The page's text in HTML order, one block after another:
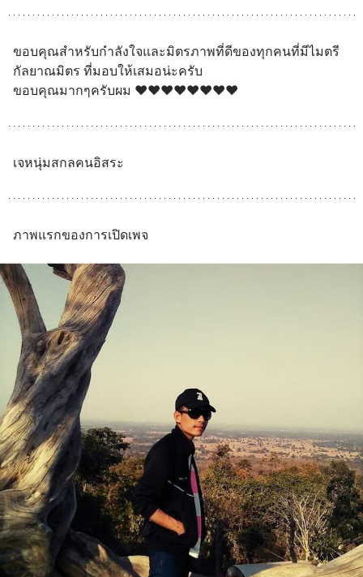
ขอบคุณสำหรับกำลังใจและมิตรภาพที่ดีของทุกคนที่มีไมตรี
กัลยาณมิตร ที่มอบให้เสมอน่ะครับ
ขอบคุณมากๆครับผม ❤️❤️❤️❤️❤️❤️❤️❤️
เจหนุ่มสกลคนอิสระ
ภาพแรกของการเปิดเพจ